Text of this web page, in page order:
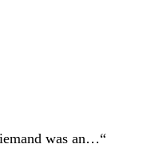
was an…“